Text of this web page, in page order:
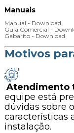
Manuais
Manual - Download
Guia Comercial -
Gabarito - Download
Motivos
Atendimento
equipe está
dúvidas sobre
características
instalação.